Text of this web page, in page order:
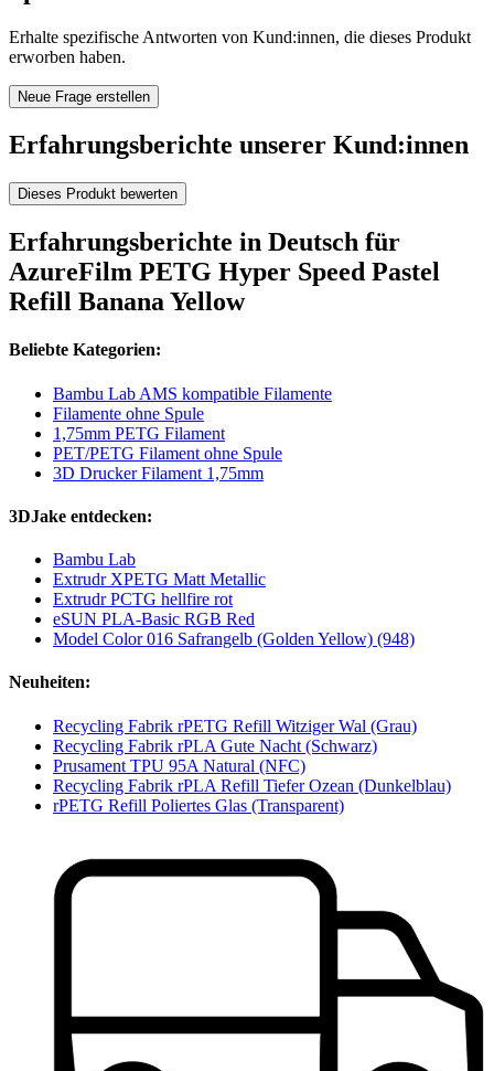
Erhalte spezifische Antworten von Kund:innen, die dieses Produkt
erworben haben.
Neue Frage erstellen
Erfahrungsberichte unserer Kund:innen
Dieses Produkt bewerten
Erfahrungsberichte in Deutsch für
AzureFilm PETG Hyper Speed Pastel
Refill Banana Yellow
Beliebte Kategorien:
Bambu Lab AMS kompatible Filamente
Filamente ohne Spule
1,75mm PETG Filament
PET/PETG Filament ohne Spule
3D Drucker Filament 1,75mm
3DJake entdecken:
Bambu Lab
Extrudr XPETG Matt Metallic
Extrudr PCTG hellfire rot
eSUN PLA-Basic RGB Red
Model Color 016 Safrangelb (Golden Yellow) (948)
Neuheiten:
Recycling Fabrik rPETG Refill Witziger Wal (Grau)
Recycling Fabrik rPLA Gute Nacht (Schwarz)
Prusament TPU 95A Natural (NFC)
Recycling Fabrik rPLA Refill Tiefer Ozean (Dunkelblau)
rPETG Refill Poliertes Glas (Transparent)